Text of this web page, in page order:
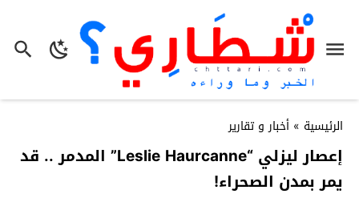
الرئيسية » أخبار و تقارير
إعصار ليزلي “Leslie Haurcanne” المدمر .. قد
يمر بمدن الصحراء!